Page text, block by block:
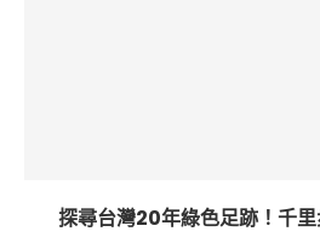
探尋台灣20年綠色足跡！千